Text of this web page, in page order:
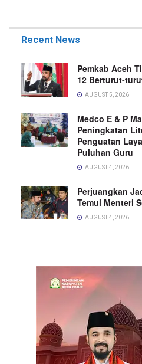
Recent News
Pemkab Aceh
12 Berturut-
AUGUST 5, 2026
Medco E & P
Peningkatan
Penguatan
Puluhan Guru
AUGUST 4, 2026
Perjuangkan
Temui Menteri
AUGUST 4, 2026